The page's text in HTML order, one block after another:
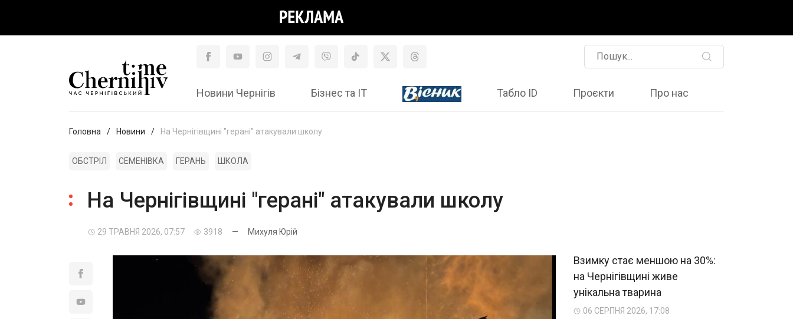
Новини Чернігів Бізнес та ІТ Табло ID Проєкти Про нас
Головна Новини На Чернігівщині "герані" атакували школу
ОБСТРІЛ СЕМЕНІВКА ГЕРАНЬ ШКОЛА
На Чернігівщині "герані" атакували школу
29 ТРАВНЯ 2026, 07:57 3918 — Михуля Юрій
Взимку стає меншою на 30%:
на Чернігівщині живе
унікальна тварина
06 СЕРПНЯ 2026, 17:08